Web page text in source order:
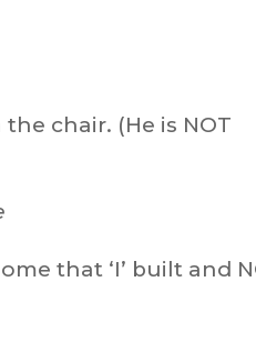
chair. (He is NOT
that ‘I’ built and